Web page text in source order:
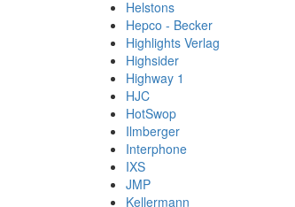
Helstons
Hepco - Becker
Highlights Verlag
Highsider
Highway 1
HJC
HotSwop
Ilmberger
Interphone
IXS
JMP
Kellermann